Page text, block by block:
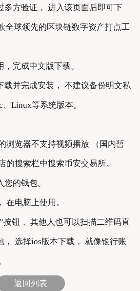
多方验证， 进入该页面后即可下
全球领先的区块链数字资产打点工
完成中文版下载。
载并完成安装， 不建议备份明文私
Linux等系统版本。
浏览器不支持视频播放 （国内暂
的搜索栏中搜索币安交易所。
的钱包。
在电脑上使用。
按钮， 其他人也可以扫描二维码直
， 选择ios版本下载， 就像银行账
返回列表